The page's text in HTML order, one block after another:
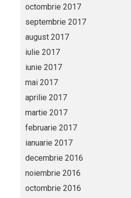
octombrie 2017
septembrie 2017
august 2017
iulie 2017
iunie 2017
mai 2017
aprilie 2017
martie 2017
februarie 2017
ianuarie 2017
decembrie 2016
noiembrie 2016
octombrie 2016